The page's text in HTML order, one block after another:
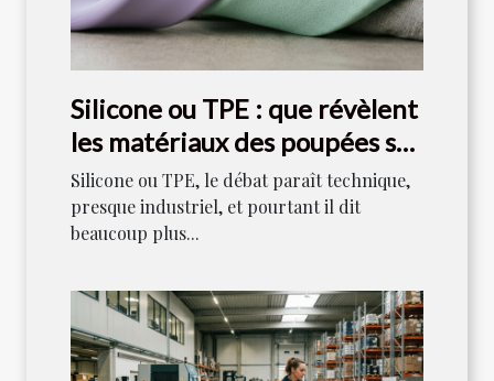
Silicone ou TPE : que révèlent
les matériaux des poupées sur
notre rapport au plaisir ?
Silicone ou TPE, le débat paraît technique,
presque industriel, et pourtant il dit
beaucoup plus...